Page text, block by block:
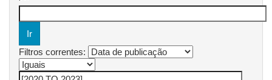
Filtros correntes: